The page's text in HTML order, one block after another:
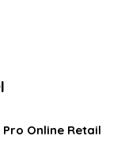
Pro Online Retail